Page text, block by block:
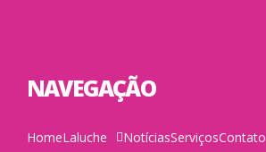
NAVEGAÇÃO
HomeLaluche NotíciasServiçosContato